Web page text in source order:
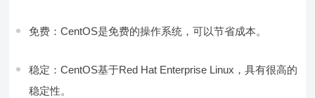
免费：CentOS是免费的操作系统，可以节省成本。
稳定：CentOS基于Red Hat Enterprise Linux，具有很高的
稳定性。